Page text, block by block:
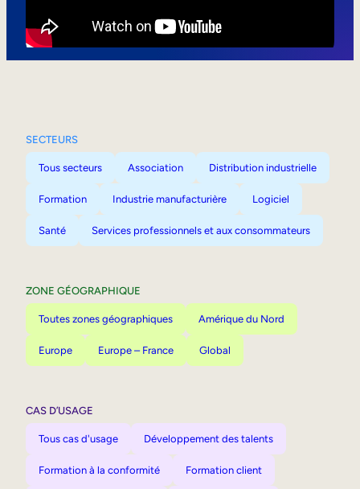
SECTEURS
Tous secteurs Association Distribution industrielle
Formation Industrie manufacturière Logiciel
Santé Services professionnels et aux consommateurs
ZONE GÉOGRAPHIQUE
Toutes zones géographiques Amérique du Nord
Europe Europe – France Global
CAS D’USAGE
Tous cas d'usage Développement des talents
Formation à la conformité Formation client